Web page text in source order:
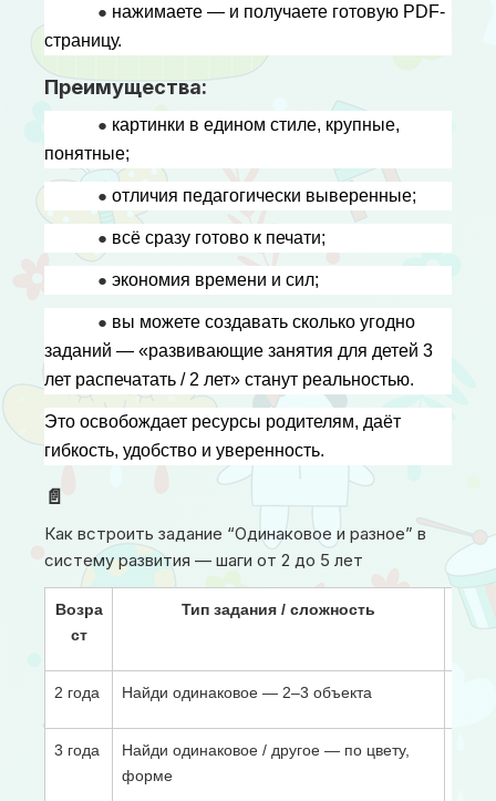
● нажимаете — и получаете готовую PDF-
страницу.
Преимущества:
● картинки в едином стиле, крупные,
понятные;
● отличия педагогически выверенные;
● всё сразу готово к печати;
● экономия времени и сил;
● вы можете создавать сколько угодно
заданий — «развивающие занятия для детей 3
лет распечатать / 2 лет» станут реальностью.
Это освобождает ресурсы родителям, даёт
гибкость, удобство и уверенность.
📄
Как встроить задание “Одинаковое и разное” в
систему развития — шаги от 2 до 5 лет
Возра
ст
Тип задания / сложность
2 года Найди одинаковое — 2–3 объекта
3 года
Найди одинаковое / другое — по цвету,
форме